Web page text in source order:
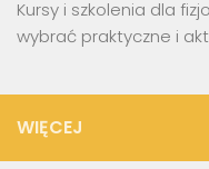
Kursy i szkolenia dla
wybrać praktyczne i
WIĘCEJ